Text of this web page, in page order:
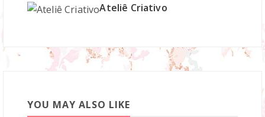
Ateliê Criativo
YOU MAY ALSO LIKE